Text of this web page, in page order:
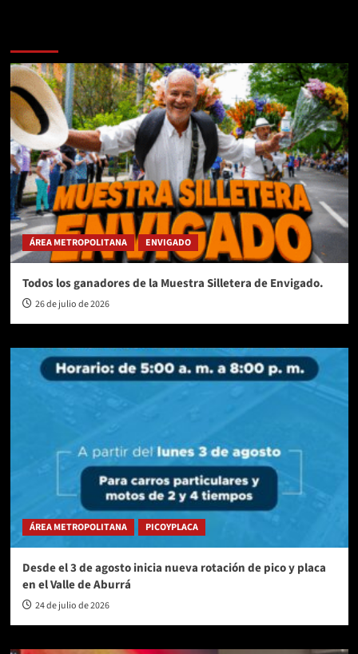
ÁREA METROPOLITANA ENVIGADO
Todos los ganadores de la Muestra Silletera de Envigado.
26 de julio de 2026
ÁREA METROPOLITANA PICOYPLACA
Desde el 3 de agosto inicia nueva rotación de pico y placa
en el Valle de Aburrá
24 de julio de 2026